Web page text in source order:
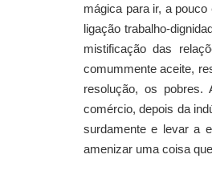
mágica para ir, a
ligação trabalho-
mistificação das
comummente aceite,
resolução, os pobres.
comércio, depois da
surdamente e levar a
amenizar uma coisa